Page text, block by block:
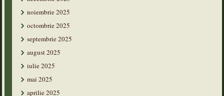
noiembrie 2025
octombrie 2025
septembrie 2025
august 2025
iulie 2025
mai 2025
aprilie 2025